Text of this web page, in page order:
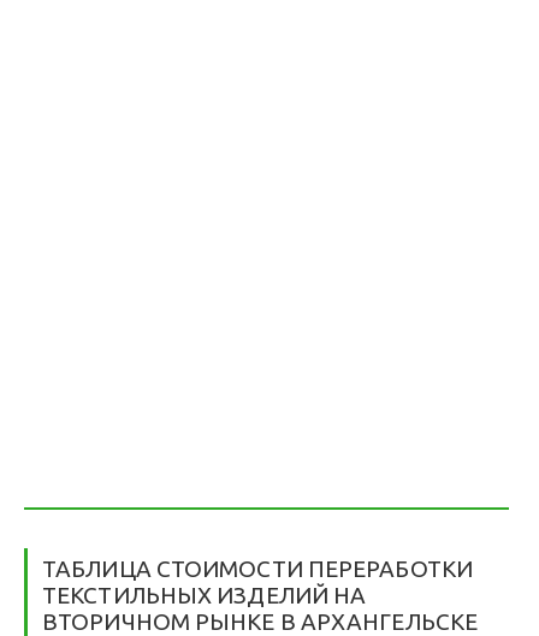
ТАБЛИЦА СТОИМОСТИ ПЕРЕРАБОТКИ
ТЕКСТИЛЬНЫХ ИЗДЕЛИЙ НА
ВТОРИЧНОМ РЫНКЕ В АРХАНГЕЛЬСКЕ